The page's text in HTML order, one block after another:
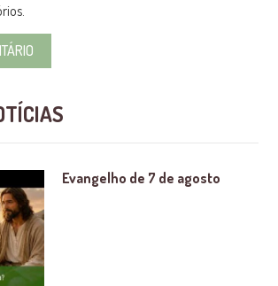
Evangelho de 7 de agosto